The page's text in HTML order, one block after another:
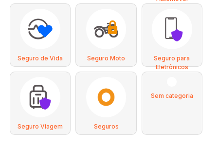
Seguro de Vida Seguro Moto
Seguro para
Eletrônicos
Seguro Viagem Seguros
Sem categoria